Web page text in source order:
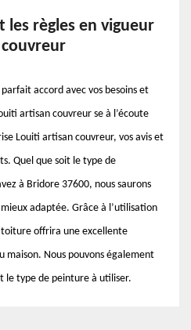
les règles en vigueur
accord avec vos besoins et
artisan couvreur se à l’écoute
Louiti artisan couvreur, vos avis et
Quel que soit le type de
à Bridore 37600, nous saurons
adaptée. Grâce à l’utilisation
offrira une excellente
Nous pouvons également
le type de peinture à utiliser.